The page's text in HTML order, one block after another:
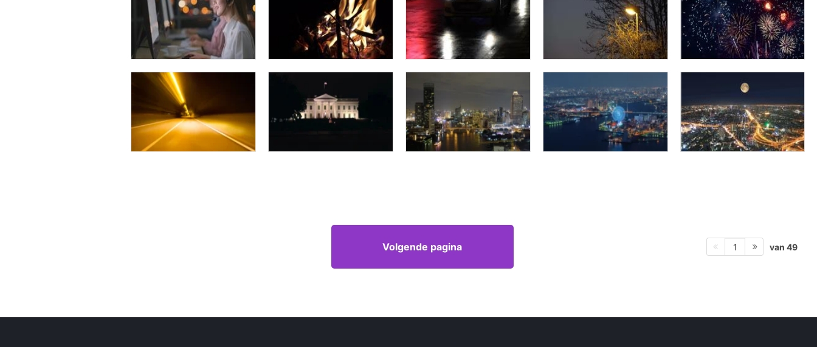
Volgende pagina 1 van 49